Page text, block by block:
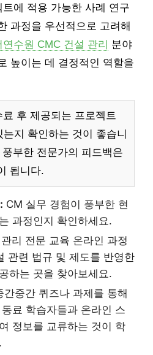
에 적용 가능한 사례 연구
과정을 우선적으로 고려해
연수원 CMC 건설 관리 분야
높이는 데 결정적인 역할을
료 후 제공되는 프로젝트
지 확인하는 것이 좋습니
부한 전문가의 피드백은
됩니다.
CM 실무 경험이 풍부한 현
과정인지 확인하세요.
리 전문 교육 온라인 과정
관련 법규 및 제도를 반영한
하는 곳을 찾아보세요.
간중간 퀴즈나 과제를 통해
료 학습자들과 온라인 스
정보를 교류하는 것이 학